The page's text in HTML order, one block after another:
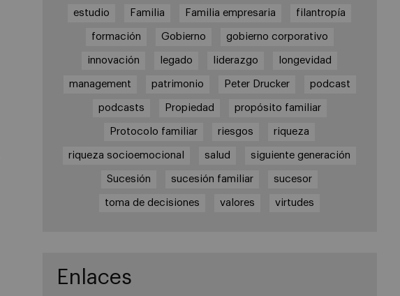
estudio Familia Familia empresaria filantropía
formación Gobierno gobierno corporativo
innovación legado liderazgo longevidad
management patrimonio Peter Drucker podcast
podcasts Propiedad propósito familiar
Protocolo familiar riesgos riqueza
riqueza socioemocional salud siguiente generación
Sucesión sucesión familiar sucesor
toma de decisiones valores virtudes
Enlaces